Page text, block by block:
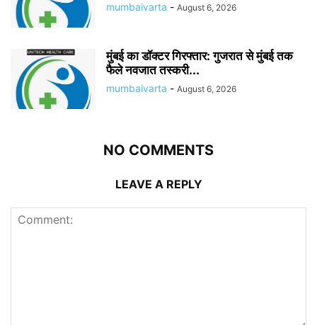
mumbaivarta - August 6, 2026
मुंबई का डॉक्टर गिरफ्तार: गुजरात से मुंबई तक
फैले नवजात तस्करी...
mumbaivarta - August 6, 2026
NO COMMENTS
LEAVE A REPLY